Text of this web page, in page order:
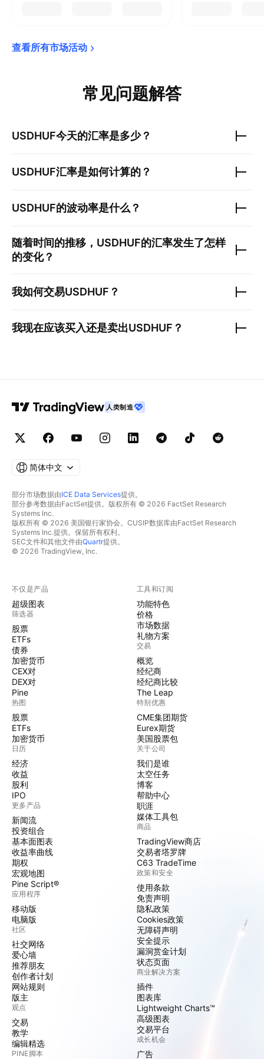
查看所有市场活动
常见问题解答
USDHUF今天的汇率是多少？
USDHUF汇率是如何计算的？
USDHUF的波动率是什么？
随着时间的推移， USDHUF的汇率发生了怎样
的变化？
我如何交易USDHUF ？
我现在应该买入还是卖出USDHUF ？
人类制造
简体中文
部分市场数据由ICE Data Services提供。
部分参考数据由FactSet提供。版权所有 © 2026 FactSet Research
Systems Inc.
版权所有 © 2026 美国银行家协会。CUSIP数据库由FactSet Research
Systems Inc.提供。保留所有权利。
SEC文件和其他文件由Quartr提供。
© 2026 TradingView, Inc.
不仅是产品
超级图表
筛选器
股票
ETFs
债券
加密货币
CEX对
DEX对
Pine
热图
股票
ETFs
加密货币
日历
经济
收益
股利
IPO
更多产品
新闻流
投资组合
基本面图表
收益率曲线
期权
宏观地图
Pine Script®
应用程序
移动版
电脑版
社区
社交网络
爱心墙
推荐朋友
创作者计划
网站规则
版主
观点
交易
教学
编辑精选
PINE脚本
工具和订阅
功能特色
价格
市场数据
礼物方案
交易
概览
经纪商
经纪商比较
The Leap
特别优惠
CME集团期货
Eurex期货
美国股票包
关于公司
我们是谁
太空任务
博客
帮助中心
职涯
媒体工具包
商品
TradingView商店
交易者塔罗牌
C63 TradeTime
政策和安全
使用条款
免责声明
隐私政策
Cookies政策
无障碍声明
安全提示
漏洞赏金计划
状态页面
商业解决方案
插件
图表库
Lightweight Charts™
高级图表
交易平台
成长机会
广告